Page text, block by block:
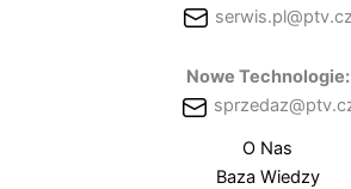
serwis.pl@ptv.cz
Nowe Technologie:
O Nas
Baza Wiedzy